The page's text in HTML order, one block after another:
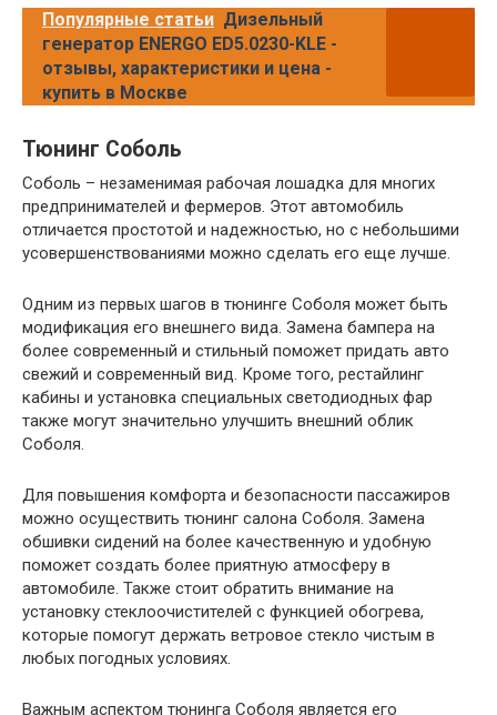
Популярные статьи Дизельный
генератор ENERGO ED5.0230-KLE -
отзывы, характеристики и цена -
купить в Москве
Тюнинг Соболь
Соболь – незаменимая рабочая лошадка для многих
предпринимателей и фермеров. Этот автомобиль
отличается простотой и надежностью, но с небольшими
усовершенствованиями можно сделать его еще лучше.
Одним из первых шагов в тюнинге Соболя может быть
модификация его внешнего вида. Замена бампера на
более современный и стильный поможет придать авто
свежий и современный вид. Кроме того, рестайлинг
кабины и установка специальных светодиодных фар
также могут значительно улучшить внешний облик
Соболя.
Для повышения комфорта и безопасности пассажиров
можно осуществить тюнинг салона Соболя. Замена
обшивки сидений на более качественную и удобную
поможет создать более приятную атмосферу в
автомобиле. Также стоит обратить внимание на
установку стеклоочистителей с функцией обогрева,
которые помогут держать ветровое стекло чистым в
любых погодных условиях.
Важным аспектом тюнинга Соболя является его